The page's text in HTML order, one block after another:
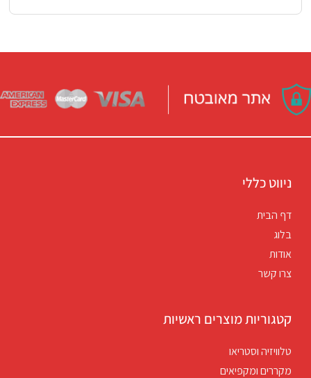
ניווט כללי
דף הבית
בלוג
אודות
צרו קשר
קטגוריות מוצרים ראשיות
טלוויזיה וסטריאו
מקררים ומקפיאים